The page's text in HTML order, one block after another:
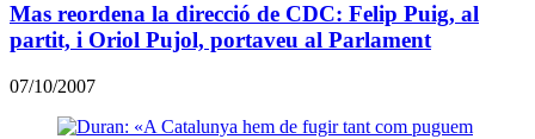
Mas reordena la direcció de CDC: Felip Puig, al
partit, i Oriol Pujol, portaveu al Parlament
07/10/2007